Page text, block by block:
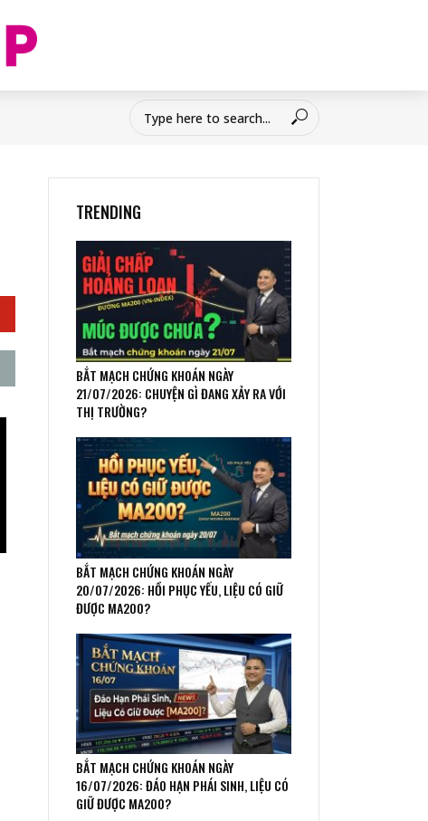
TRENDING
BẮT MẠCH CHỨNG KHOÁN NGÀY
21/07/2026: CHUYỆN GÌ ĐANG XẢY RA VỚI
THỊ TRƯỜNG?
BẮT MẠCH CHỨNG KHOÁN NGÀY
20/07/2026: HỒI PHỤC YẾU, LIỆU CÓ GIỮ
ĐƯỢC MA200?
BẮT MẠCH CHỨNG KHOÁN NGÀY
16/07/2026: ĐÁO HẠN PHÁI SINH, LIỆU CÓ
GIỮ ĐƯỢC MA200?